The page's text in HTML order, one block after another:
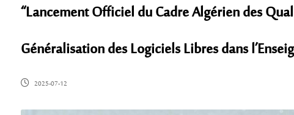
“Lancement Officiel du Cadre Algérien des
Généralisation des Logiciels Libres dans
2025-07-12